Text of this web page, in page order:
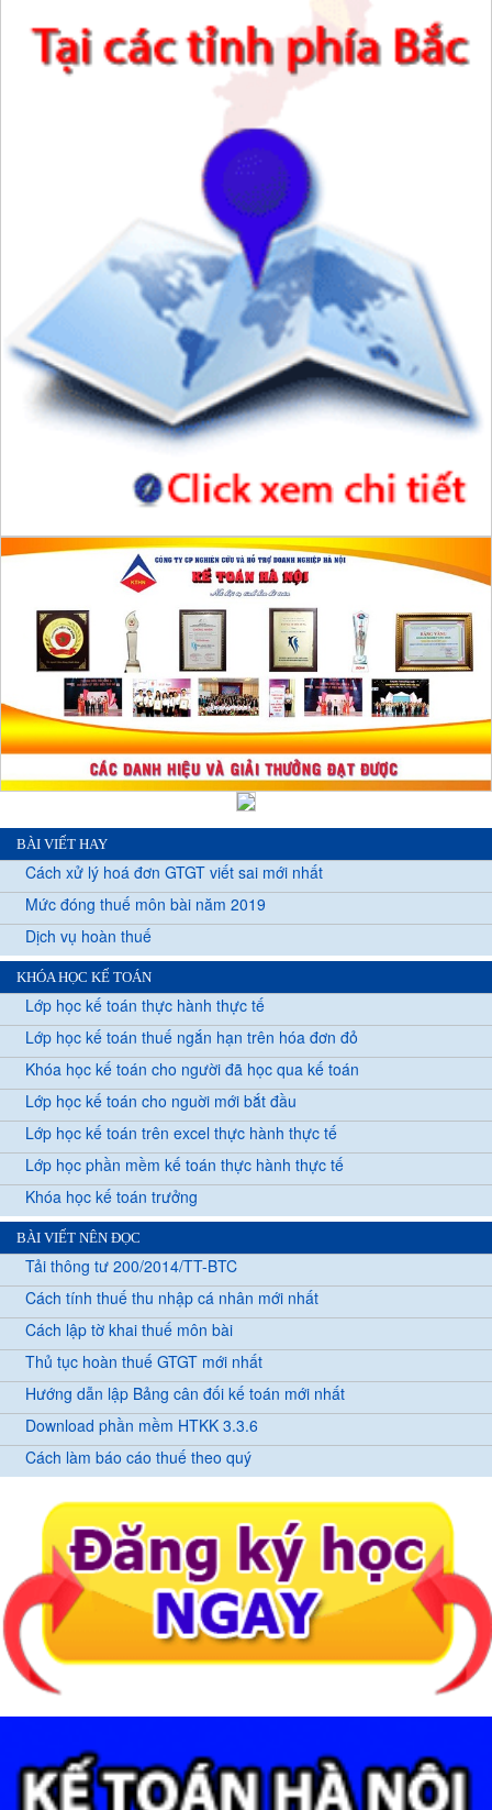
BÀI VIẾT HAY
Cách xử lý hoá đơn GTGT viết sai mới nhất
Mức đóng thuế môn bài năm 2019
Dịch vụ hoàn thuế
KHÓA HỌC KẾ TOÁN
Lớp học kế toán thực hành thực tế
Lớp học kế toán thuế ngắn hạn trên hóa đơn đỏ
Khóa học kế toán cho người đã học qua kế toán
Lớp học kế toán cho nguời mới bắt đầu
Lớp học kế toán trên excel thực hành thực tế
Lớp học phần mềm kế toán thực hành thực tế
Khóa học kế toán trưởng
BÀI VIẾT NÊN ĐỌC
Tải thông tư 200/2014/TT-BTC
Cách tính thuế thu nhập cá nhân mới nhất
Cách lập tờ khai thuế môn bài
Thủ tục hoàn thuế GTGT mới nhất
Hướng dẫn lập Bảng cân đối kế toán mới nhất
Download phần mềm HTKK 3.3.6
Cách làm báo cáo thuế theo quý